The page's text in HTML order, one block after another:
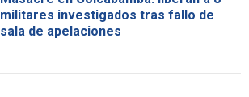
militares investigados tras fallo de
sala de apelaciones